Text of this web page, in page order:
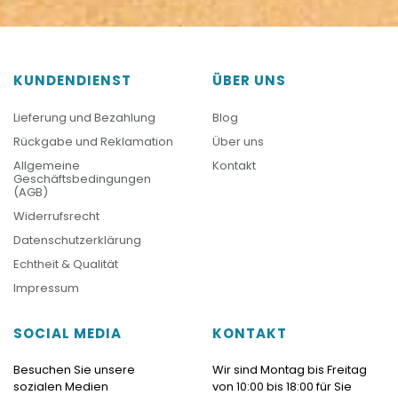
KUNDENDIENST
Lieferung und Bezahlung
Rückgabe und Reklamation
Allgemeine
Geschäftsbedingungen
(AGB)
Widerrufsrecht
Datenschutzerklärung
Echtheit & Qualität
Impressum
ÜBER UNS
Blog
Über uns
Kontakt
SOCIAL MEDIA
Besuchen Sie unsere
sozialen Medien
KONTAKT
Wir sind Montag bis Freitag
von 10:00 bis 18:00 für Sie